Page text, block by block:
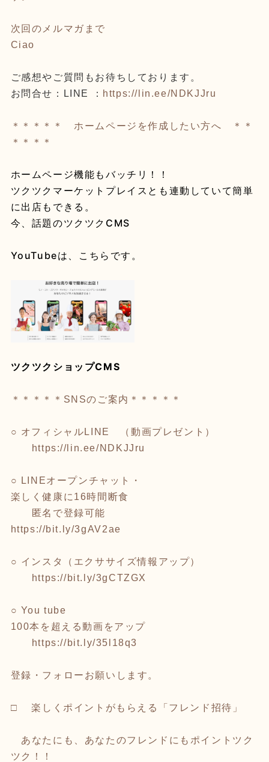
次回のメルマガまで
Ciao
ご感想やご質問もお待ちしております。
お問合せ：LINE ： https://lin.ee/NDKJJru
＊＊＊＊＊ ホームページを作成したい方へ ＊＊
＊＊＊＊
ホームページ機能もバッチリ！！
ツクツクマーケットプレイスとも連動していて簡単
に出店もできる。
今、話題のツクツクCMS
YouTubeは、こちらです。
ツクツクショップCMS
＊＊＊＊＊SNSのご案内＊＊＊＊＊
○ オフィシャルLINE （動画プレゼント）
https://lin.ee/NDKJJru
○ LINEオープンチャット・
楽しく健康に16時間断食
匿名で登録可能
https://bit.ly/3gAV2ae
○ インスタ（エクササイズ情報アップ）
https://bit.ly/3gCTZGX
○ You tube
100本を超える動画をアップ
https://bit.ly/35l18q3
登録・フォローお願いします。
□ 楽しくポイントがもらえる「フレンド招待」
あなたにも、あなたのフレンドにもポイントツク
ツク！！